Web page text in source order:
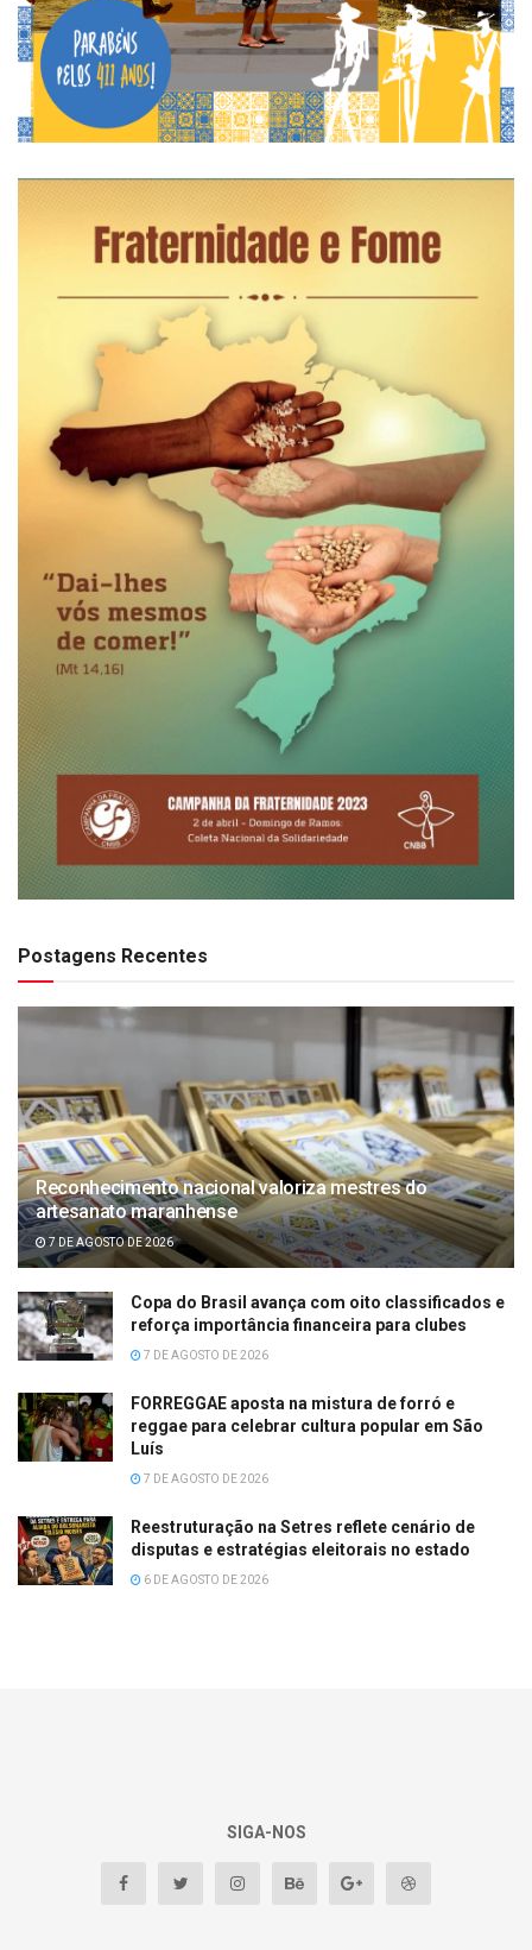
Postagens Recentes
Reconhecimento nacional valoriza mestres do
artesanato maranhense
7 DE AGOSTO DE 2026
Copa do Brasil avança com oito classificados e
reforça importância financeira para clubes
7 DE AGOSTO DE 2026
FORREGGAE aposta na mistura de forró e
reggae para celebrar cultura popular em São
Luís
7 DE AGOSTO DE 2026
Reestruturação na Setres reflete cenário de
disputas e estratégias eleitorais no estado
6 DE AGOSTO DE 2026
SIGA-NOS